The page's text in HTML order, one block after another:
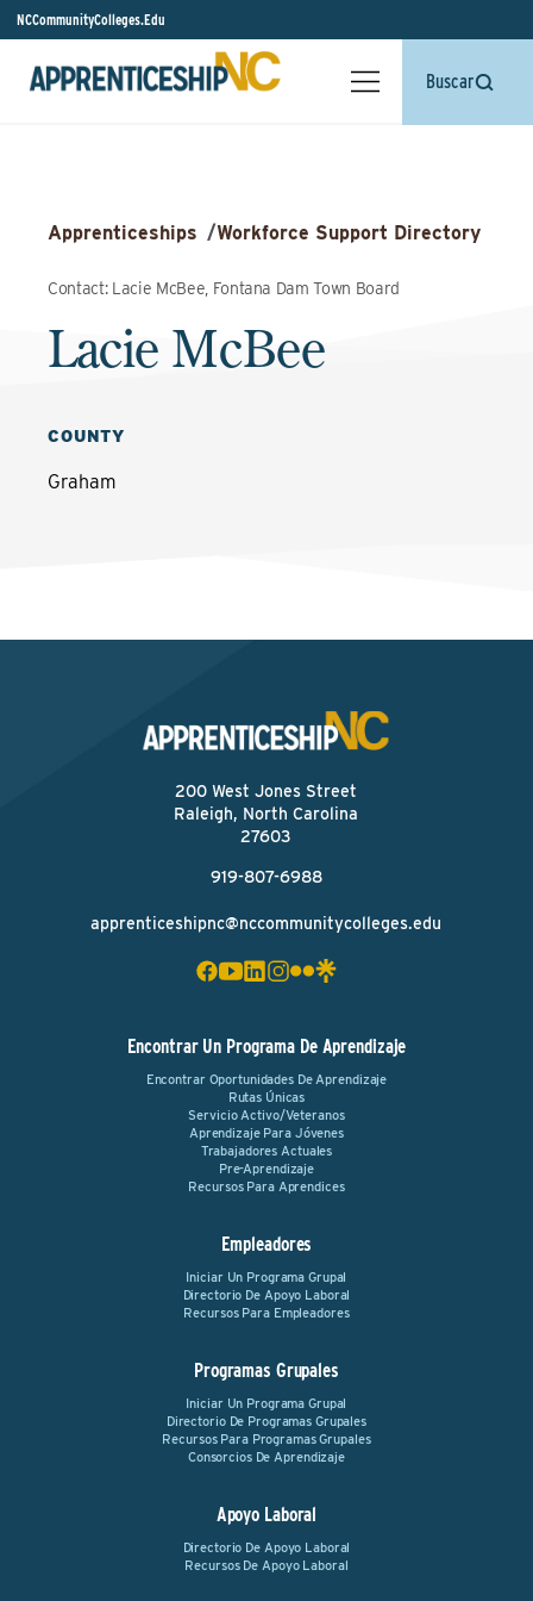
NCCommunityColleges.Edu
Buscar
Apprenticeships /Workforce Support Directory
Contact: Lacie McBee, Fontana Dam Town Board
Lacie McBee
COUNTY
Graham
200 West Jones Street
Raleigh, North Carolina
27603
919-807-6988
apprenticeshipnc@nccommunitycolleges.edu
Encontrar Un Programa De Aprendizaje
Encontrar Oportunidades De Aprendizaje
Rutas Únicas
Servicio Activo/Veteranos
Aprendizaje Para Jóvenes
Trabajadores Actuales
Pre-Aprendizaje
Recursos Para Aprendices
Empleadores
Iniciar Un Programa Grupal
Directorio De Apoyo Laboral
Recursos Para Empleadores
Programas Grupales
Iniciar Un Programa Grupal
Directorio De Programas Grupales
Recursos Para Programas Grupales
Consorcios De Aprendizaje
Apoyo Laboral
Directorio De Apoyo Laboral
Recursos De Apoyo Laboral